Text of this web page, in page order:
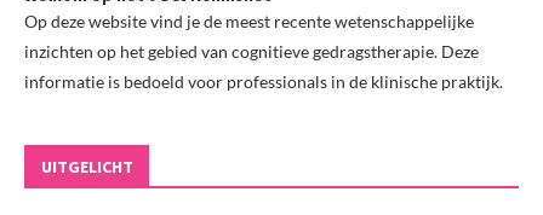
Op deze website vind je de meest recente wetenschappelijke
inzichten op het gebied van cognitieve gedragstherapie. Deze
informatie is bedoeld voor professionals in de klinische praktijk.
UITGELICHT